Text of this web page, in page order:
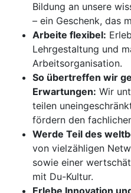
Bildung an unsere
– ein Geschenk, das
Arbeite flexibel:
Lehrgestaltung und
Arbeitsorganisation.
So übertreffen wir
Erwartungen: Wir
teilen
fördern den
Werde Teil des
von vielzähligen
sowie einer
mit Du-Kultur.
Erlebe Innovation